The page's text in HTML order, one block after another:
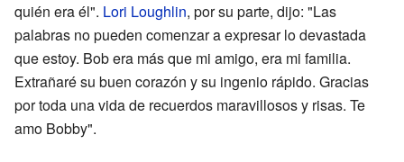
quién era él". Lori Loughlin, por su parte, dijo: "Las
palabras no pueden comenzar a expresar lo devastada
que estoy. Bob era más que mi amigo, era mi familia.
Extrañaré su buen corazón y su ingenio rápido. Gracias
por toda una vida de recuerdos maravillosos y risas. Te
amo Bobby".